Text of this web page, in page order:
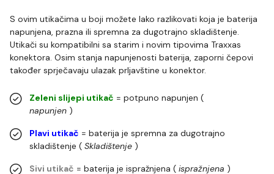
S ovim utikačima u boji možete lako razlikovati koja je baterija
napunjena, prazna ili spremna za dugotrajno skladištenje.
Utikači su kompatibilni sa starim i novim tipovima Traxxas
konektora. Osim stanja napunjenosti baterija, zaporni čepovi
također sprječavaju ulazak prljavštine u konektor.
Zeleni slijepi utikač = potpuno napunjen (
napunjen )
Plavi utikač = baterija je spremna za dugotrajno
skladištenje ( Skladištenje )
Sivi utikač = baterija je ispražnjena ( ispražnjena )